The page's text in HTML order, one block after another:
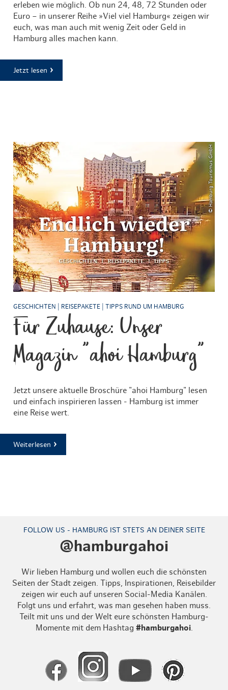
erleben wie möglich. Ob nun 24, 48, 72 Stunden oder
Euro – in unserer Reihe »Viel viel Hamburg« zeigen wir
euch, was man auch mit wenig Zeit oder Geld in
Hamburg alles machen kann.
Jetzt lesen
© Hamburg Tourismus GmbH
GESCHICHTEN | REISEPAKETE | TIPPS RUND UM HAMBURG
Für Zuhause: Unser
Magazin "ahoi Hamburg"
Jetzt unsere aktuelle Broschüre "ahoi Hamburg" lesen
und einfach inspirieren lassen - Hamburg ist immer
eine Reise wert.
Weiterlesen
FOLLOW US - HAMBURG IST STETS AN DEINER SEITE
@hamburgahoi
Wir lieben Hamburg und wollen euch die schönsten
Seiten der Stadt zeigen. Tipps, Inspirationen, Reisebilder
zeigen wir euch auf unseren Social-Media Kanälen.
Folgt uns und erfahrt, was man gesehen haben muss.
Teilt mit uns und der Welt eure schönsten Hamburg-
Momente mit dem Hashtag #hamburgahoi.